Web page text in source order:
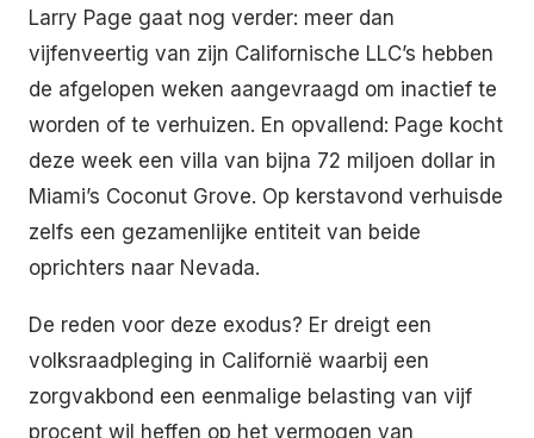
Larry Page gaat nog verder: meer dan
vijfenveertig van zijn Californische LLC’s hebben
de afgelopen weken aangevraagd om inactief te
worden of te verhuizen. En opvallend: Page kocht
deze week een villa van bijna 72 miljoen dollar in
Miami’s Coconut Grove. Op kerstavond verhuisde
zelfs een gezamenlijke entiteit van beide
oprichters naar Nevada.
De reden voor deze exodus? Er dreigt een
volksraadpleging in Californië waarbij een
zorgvakbond een eenmalige belasting van vijf
procent wil heffen op het vermogen van